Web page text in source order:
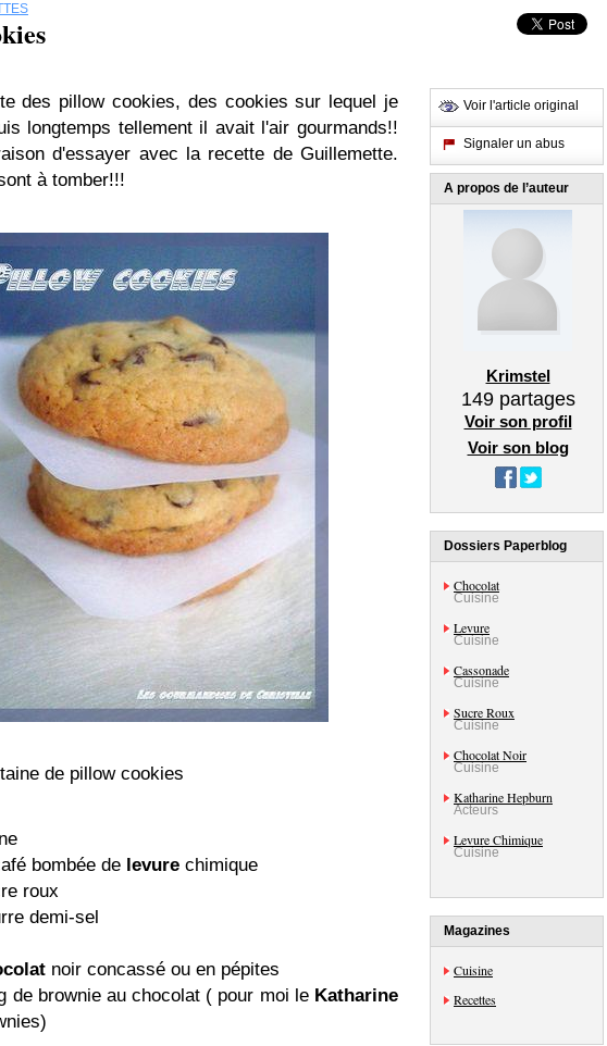
des pillow cookies, des cookies sur lequel je
longtemps tellement il avait l'air gourmands!!
d'essayer avec la recette de Guillemette.
à tomber!!!
de pillow cookies
bombée de levure chimique
roux
demi-sel
noir concassé ou en pépites
de brownie au chocolat ( pour moi le Katharine
Voir l'article original
Signaler un abus
A propos de l’auteur
Krimstel
149partages
Voir son profil
Voir son blog
Dossiers Paperblog
Chocolat
Cuisine
Levure
Cuisine
Cassonade
Cuisine
Sucre Roux
Cuisine
Chocolat Noir
Cuisine
Katharine Hepburn
Acteurs
Levure Chimique
Cuisine
Magazines
Cuisine
Recettes